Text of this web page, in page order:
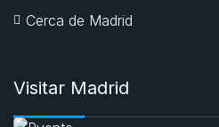
Cerca de Madrid
Visitar Madrid